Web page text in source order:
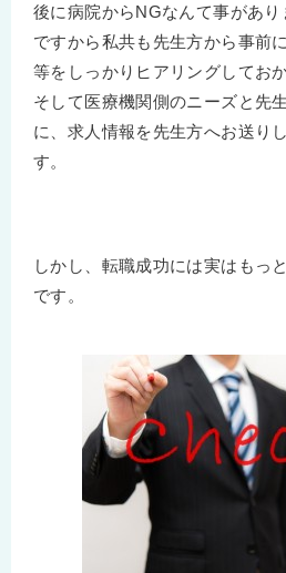
後に病院からNGなんて事があり
ですから私共も先生方から事前
等をしっかりヒアリングしてお
そして医療機関側のニーズと先
に、求人情報を先生方へお送り
す。
しかし、転職成功には実はもっ
です。